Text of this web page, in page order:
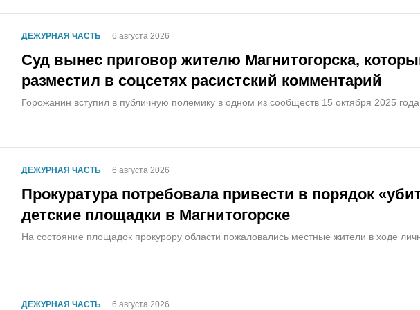
ДЕЖУРНАЯ ЧАСТЬ 6 августа 2026
Суд вынес приговор жителю Магнитогорска,
разместил в соцсетях расистский комментарий
Горожанин вступил в публичную полемику в одном из сообществ 15 октября 2025 года.
ДЕЖУРНАЯ ЧАСТЬ 6 августа 2026
Прокуратура потребовала привести в порядок
детские площадки в Магнитогорске
На состояние площадок прокурору области пожаловались местные жители в ходе
ДЕЖУРНАЯ ЧАСТЬ 6 августа 2026